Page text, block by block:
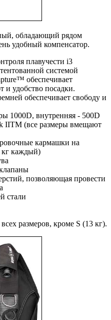
обладающий рядом
удобный компенсатор.
плавучести i3
системой
обеспечивает
и удобство посадки.
обеспечивает свободу и
1000D, внутренняя - 500D
IITM (все размеры вмещают
кармашки на
кг каждый)
позволяющая провести
стали
размеров, кроме S (13 кг).